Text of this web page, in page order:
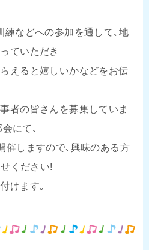
練などへの参加を通して､地
ていただき
えると嬉しいかなどをお伝
者の皆さんを募集していま
にて､
催しますので､興味のある方
ください!
けます｡